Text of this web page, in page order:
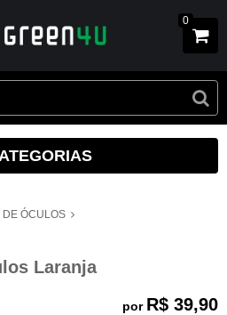
0
ÓCULOS
Laranja
por R$ 39,90